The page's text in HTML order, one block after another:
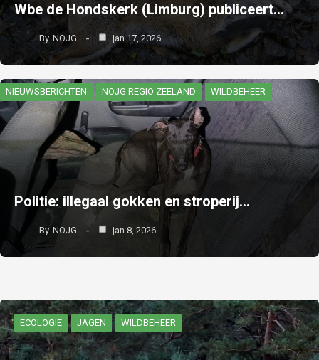
Wbe de Hondskerk (Limburg) publiceert…
By NOJG jan 17, 2026
NIEUWSBERICHTEN NOJG REGIO ZEELAND WILDBEHEER
Politie: illegaal gokken en stroperij…
By NOJG jan 8, 2026
ECOLOGIE JAGEN WILDBEHEER